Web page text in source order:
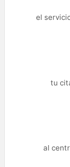
el
tu
al